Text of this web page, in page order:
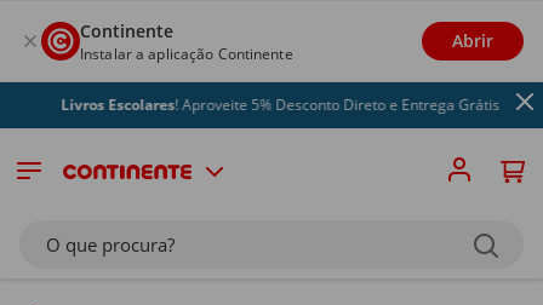
Continente
Instalar a aplicação Continente
Abrir
Livros Escolares! Aproveite 5% Desconto Direto e Entrega Grátis
O que procura?